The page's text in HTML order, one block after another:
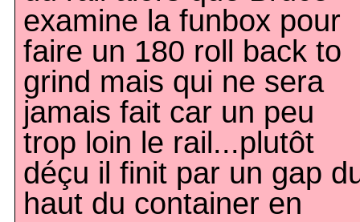
examine la funbox pour
faire un 180 roll back to
grind mais qui ne sera
jamais fait car un peu
trop loin le rail...plutôt
déçu il finit par un gap
haut du container en